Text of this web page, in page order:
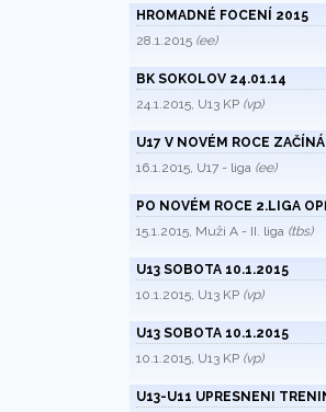
HROMADNÉ FOCENÍ 2015
28.1.2015 (ee)
BK SOKOLOV 24.01.14
24.1.2015, U13 KP (vp)
U17 V NOVÉM ROCE
16.1.2015, U17 - liga (ee)
PO NOVÉM ROCE 2.LIGA
15.1.2015, Muži A - II. liga (tbs)
U13 SOBOTA 10.1.2015
10.1.2015, U13 KP (vp)
U13 SOBOTA 10.1.2015
10.1.2015, U13 KP (vp)
U13-U11 UPRESNENI